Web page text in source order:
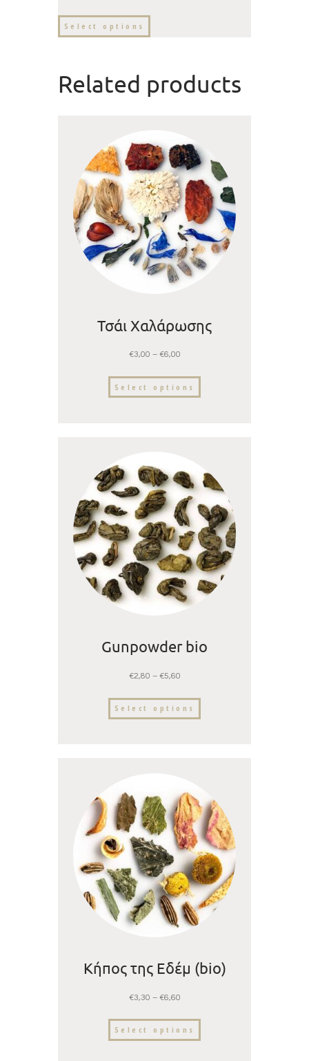
Select options
Related products
Τσάι Χαλάρωσης
€3,00 – €6,00
Select options
Gunpowder bio
€2,80 – €5,60
Select options
Κήπος της Εδέμ (bio)
€3,30 – €6,60
Select options